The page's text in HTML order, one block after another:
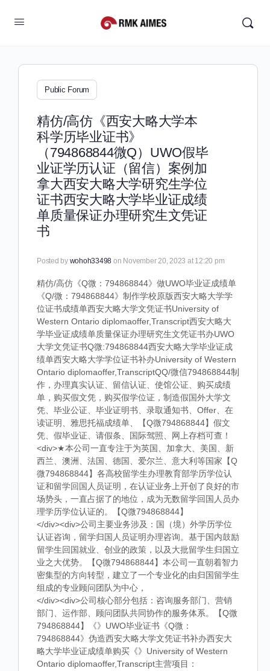
Public Forum
精仿/高仿《西安大略大学本
科学历毕业证书》
（794868844微Q）UWO假毕
业证学历认证（留信）案例加
拿大西安大略大学研究生学位
证书西安大略大学毕业证成绩
单质量保证办理研究生文凭证
书
Posted by wohoh33498 on November 20, 2023 at 12:20 pm
精仿/高仿《Q微：794868844》做UWO毕业证成绩单
《Q/微：794868844》制作学校原版西安大略大学学
位证书成绩单西安大略大学文凭证书University of
Western Ontario diplomaoffer,Transcript西安大略大
学毕业证成绩单质量保证办理研究生文凭证书办UWO
大学文凭证书Q微:794868844西安大略大学毕业证成
绩单西安大略大学学位证书补办University of Western
Ontario diplomaoffer,TranscriptQQ/微信794868844制
作，办理真实认证、留信认证、使馆公证、购买成绩
单，购买假文凭，购买假学位证，制造假国外大学文
凭、毕业公证、毕业证明书、录取通知书、Offer、在
读证明、雅思托福成绩单、【Q微794868844】假文
凭、假毕业证、请假条、国际驾照、网上存档可查！
<div>★本公司一直专注于为英国、加拿大、美国、新
西兰、澳洲、法国、德国、爱尔兰、意大利等国家【Q
微794868844】各高校留学生办理教育部学历学位认
证和留学回国人员证明，在认证业务上开创了良好的市
场势头，一直占据了的地位，成为无数留学回国人员办
理学历学位认证的。【Q微794868844】
</div><div>公司主要业务涉及：国（境）外学历学位
认证咨询，留学归国人员证明办理咨询。基于国内鼓励
留学生回国就业、创业的政策，以及大批留学生归国立
业之大优势。【Q微794868844】本公司一直朝着智力
密集型的方向转型，建立了一个专业化的由归国留学生
组成的专业顾问团队为中心，
</div><div>公司核心部分包括：咨询服务部门、营销
部门、运作部、顾问团队共同协作的服务体系。【Q微
794868844】《》UWO毕业证书《Q微：
794868844》伪造西安大略大学文凭证书补办西安大
略大学毕业证成绩单购买《》University of Western
Ontario diplomaoffer,Transcript主营项目：